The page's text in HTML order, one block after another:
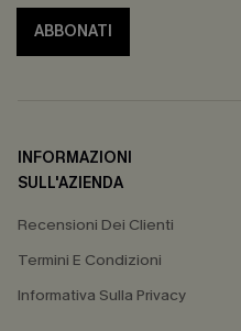
ABBONATI
INFORMAZIONI
SULL'AZIENDA
Recensioni Dei Clienti
Termini E Condizioni
Informativa Sulla Privacy